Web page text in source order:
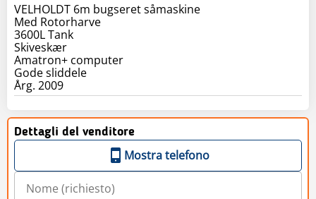
VELHOLDT 6m bugseret såmaskine
Med Rotorharve
3600L Tank
Skiveskær
Amatron+ computer
Gode sliddele
Årg. 2009
Dettagli del venditore
Mostra telefono